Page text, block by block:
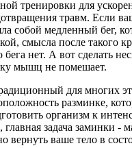
тренировки для
травм. Если
собой медленный бег,
смысла после такого
нет. А вот сделать
мышц не помешает.
для многих
разминке,
организм к
задача заминки -
вернуть ваше тело в